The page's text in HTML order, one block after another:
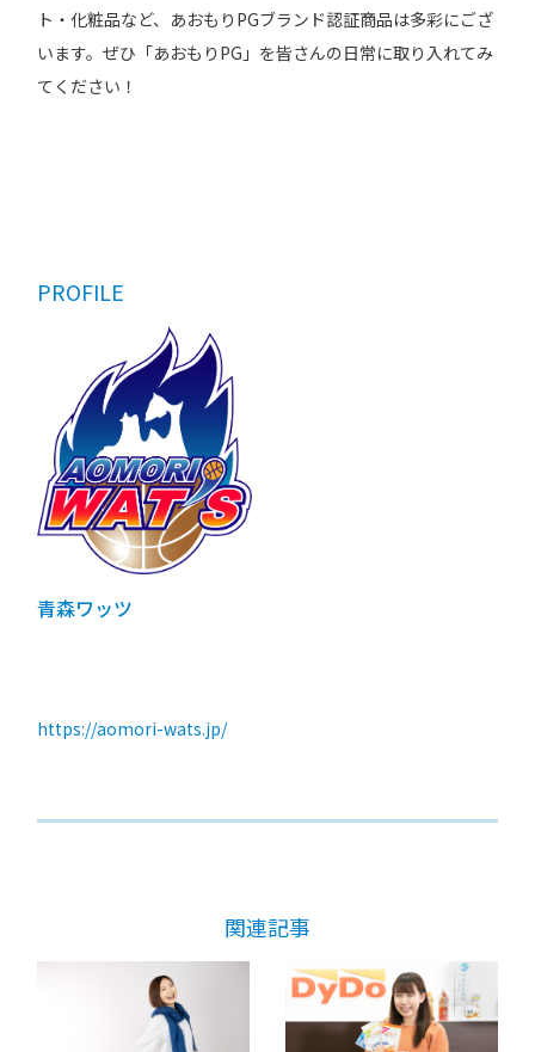
ト・化粧品など、あおもりPGブランド認証商品は多彩にござ
います。ぜひ「あおもりPG」を皆さんの日常に取り入れてみ
てください！
PROFILE
青森ワッツ
https://aomori-wats.jp/
関連記事